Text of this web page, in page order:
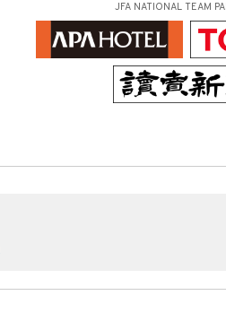
JFA NATIONAL TEAM